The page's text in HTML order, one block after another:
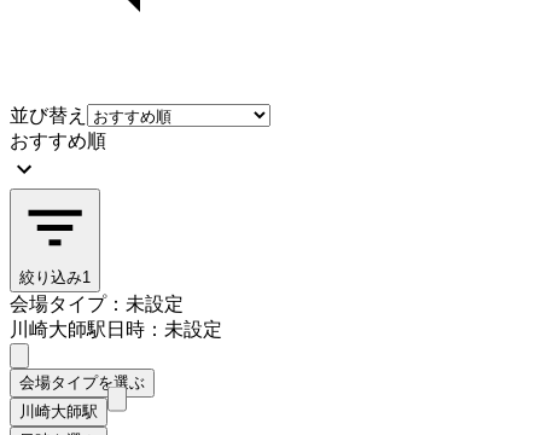
並び替え
おすすめ順
絞り込み1
会場タイプ：未設定
川崎大師駅日時：未設定
会場タイプを選ぶ
川崎大師駅